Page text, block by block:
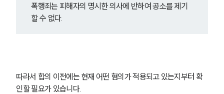
폭행죄는 피해자의 명시한 의사에 반하여 공소를 제기
할 수 없다.
따라서 합의 이전에는 현재 어떤 혐의가 적용되고 있는지부터 확
인할 필요가 있습니다.